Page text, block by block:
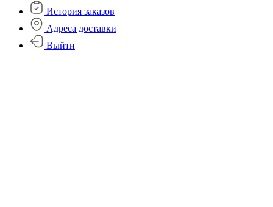
История заказов
Адреса доставки
Выйти